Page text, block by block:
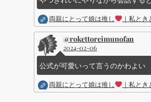
両親にとって娘は推し ｜私と
@rokettoreimunofan
2024-02-06
公式が可愛いって言うのかわよい
両親にとって娘は推し ｜私と